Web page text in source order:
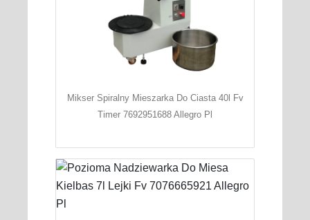
Mikser Spiralny Mieszarka Do Ciasta 40l Fv
Timer 7692951688 Allegro Pl